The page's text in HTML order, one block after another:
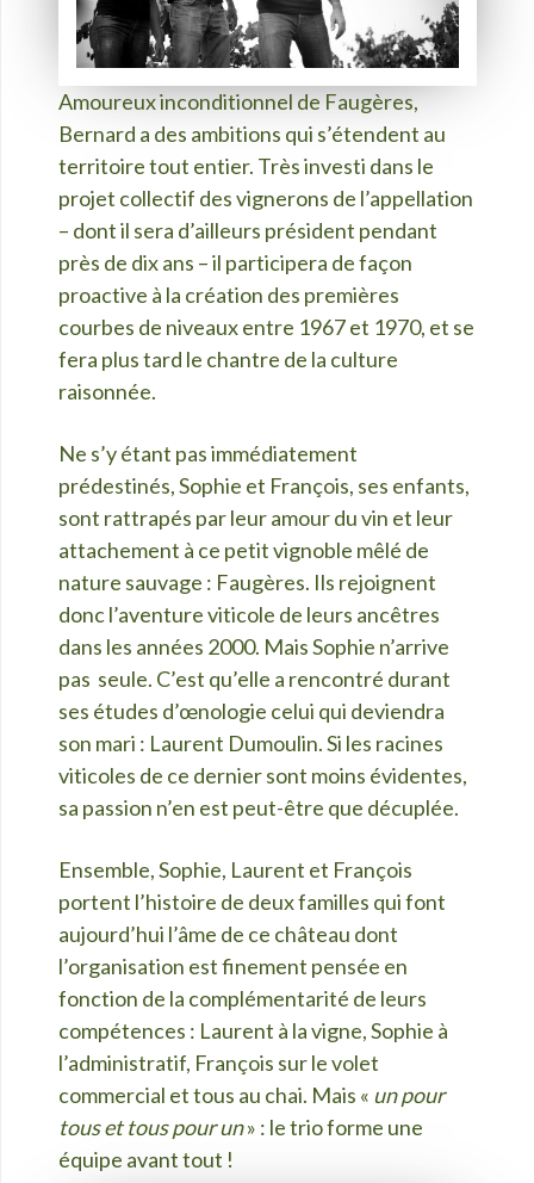
Amoureux inconditionnel de Faugères,
Bernard a des ambitions qui s’étendent au
territoire tout entier. Très investi dans le
projet collectif des vignerons de l’appellation
– dont il sera d’ailleurs président pendant
près de dix ans – il participera de façon
proactive à la création des premières
courbes de niveaux entre 1967 et 1970, et se
fera plus tard le chantre de la culture
raisonnée.
Ne s’y étant pas immédiatement
prédestinés, Sophie et François, ses enfants,
sont rattrapés par leur amour du vin et leur
attachement à ce petit vignoble mêlé de
nature sauvage : Faugères. Ils rejoignent
donc l’aventure viticole de leurs ancêtres
dans les années 2000. Mais Sophie n’arrive
pas seule. C’est qu’elle a rencontré durant
ses études d’œnologie celui qui deviendra
son mari : Laurent Dumoulin. Si les racines
viticoles de ce dernier sont moins évidentes,
sa passion n’en est peut-être que décuplée.
Ensemble, Sophie, Laurent et François
portent l’histoire de deux familles qui font
aujourd’hui l’âme de ce château dont
l’organisation est finement pensée en
fonction de la complémentarité de leurs
compétences : Laurent à la vigne, Sophie à
l’administratif, François sur le volet
commercial et tous au chai. Mais « un pour
tous et tous pour un» : le trio forme une
équipe avant tout !